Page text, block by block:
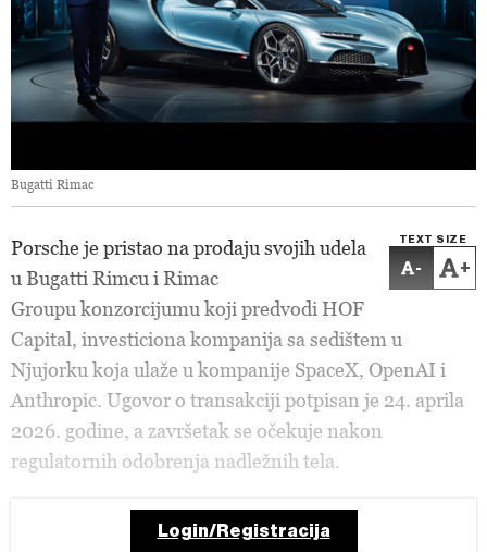
Bugatti Rimac
TEXT SIZE
- +
Porsche je pristao na prodaju svojih udela
u Bugatti Rimcu i Rimac
Groupu konzorcijumu koji predvodi HOF
Capital, investiciona kompanija sa sedištem u
Njujorku koja ulaže u kompanije SpaceX, OpenAI i
Anthropic. Ugovor o transakciji potpisan je 24. aprila
2026. godine, a završetak se očekuje nakon
regulatornih odobrenja nadležnih tela.
Login/Registracija